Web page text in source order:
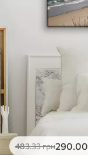
483.33грн290.00